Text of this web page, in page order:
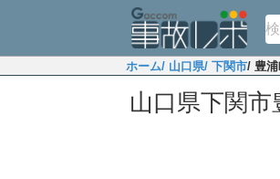
ホーム/ 山口県/ 下関市/ 豊
山口県下関